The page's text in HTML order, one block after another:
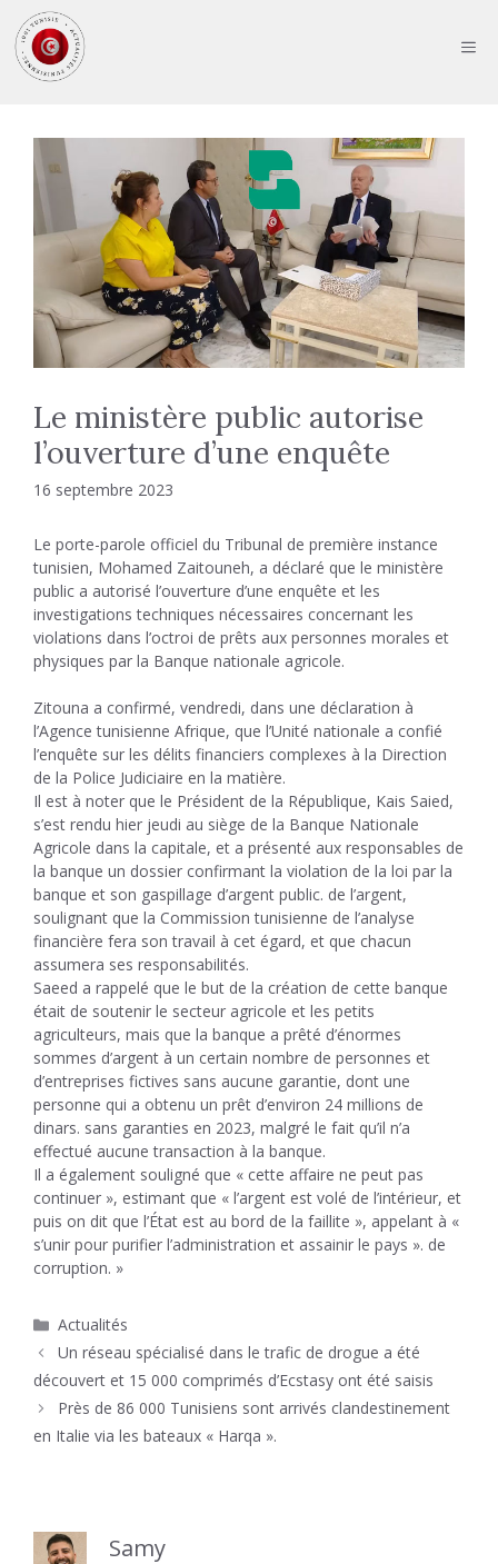
au
contenu
Le ministère public autorise
l’ouverture d’une enquête
16 septembre 2023
Le porte-parole officiel du Tribunal de première instance
tunisien, Mohamed Zaitouneh, a déclaré que le ministère
public a autorisé l’ouverture d’une enquête et les
investigations techniques nécessaires concernant les
violations dans l’octroi de prêts aux personnes morales et
physiques par la Banque nationale agricole.
Zitouna a confirmé, vendredi, dans une déclaration à
l’Agence tunisienne Afrique, que l’Unité nationale a confié
l’enquête sur les délits financiers complexes à la Direction
de la Police Judiciaire en la matière.
Il est à noter que le Président de la République, Kais Saied,
s’est rendu hier jeudi au siège de la Banque Nationale
Agricole dans la capitale, et a présenté aux responsables de
la banque un dossier confirmant la violation de la loi par la
banque et son gaspillage d’argent public. de l’argent,
soulignant que la Commission tunisienne de l’analyse
financière fera son travail à cet égard, et que chacun
assumera ses responsabilités.
Saeed a rappelé que le but de la création de cette banque
était de soutenir le secteur agricole et les petits
agriculteurs, mais que la banque a prêté d’énormes
sommes d’argent à un certain nombre de personnes et
d’entreprises fictives sans aucune garantie, dont une
personne qui a obtenu un prêt d’environ 24 millions de
dinars. sans garanties en 2023, malgré le fait qu’il n’a
effectué aucune transaction à la banque.
Il a également souligné que « cette affaire ne peut pas
continuer », estimant que « l’argent est volé de l’intérieur, et
puis on dit que l’État est au bord de la faillite », appelant à «
s’unir pour purifier l’administration et assainir le pays ». de
corruption. »
Catégories
Actualités
Un réseau spécialisé dans le trafic de drogue a été
découvert et 15 000 comprimés d’Ecstasy ont été saisis
Près de 86 000 Tunisiens sont arrivés clandestinement
en Italie via les bateaux « Harqa ».
Samy